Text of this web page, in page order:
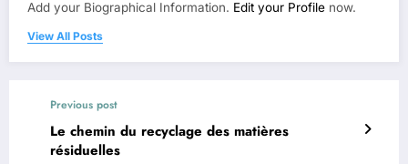
Add your Biographical Information. Edit your Profile now.
View All Posts
Previous post
Le chemin du recyclage des matières
résiduelles